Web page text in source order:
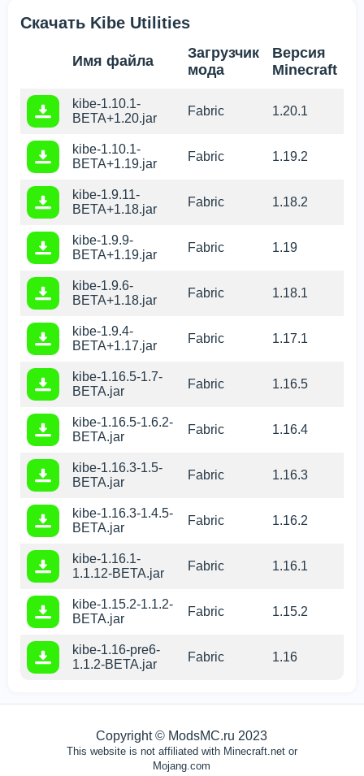
Скачать Kibe Utilities
Имя файла
Загрузчик
мода
Версия
Minecraft
kibe-1.10.1-
BETA+1.20.jar
Fabric 1.20.1
kibe-1.10.1-
BETA+1.19.jar
Fabric 1.19.2
kibe-1.9.11-
BETA+1.18.jar
Fabric 1.18.2
kibe-1.9.9-
BETA+1.19.jar
Fabric 1.19
kibe-1.9.6-
BETA+1.18.jar
Fabric 1.18.1
kibe-1.9.4-
BETA+1.17.jar
Fabric 1.17.1
kibe-1.16.5-1.7-
BETA.jar
Fabric 1.16.5
kibe-1.16.5-1.6.2-
BETA.jar
Fabric 1.16.4
kibe-1.16.3-1.5-
BETA.jar
Fabric 1.16.3
kibe-1.16.3-1.4.5-
BETA.jar
Fabric 1.16.2
kibe-1.16.1-
1.1.12-BETA.jar
Fabric 1.16.1
kibe-1.15.2-1.1.2-
BETA.jar
Fabric 1.15.2
kibe-1.16-pre6-
1.1.2-BETA.jar
Fabric 1.16
Copyright © ModsMC.ru 2023
This website is not affiliated with Minecraft.net or
Mojang.com